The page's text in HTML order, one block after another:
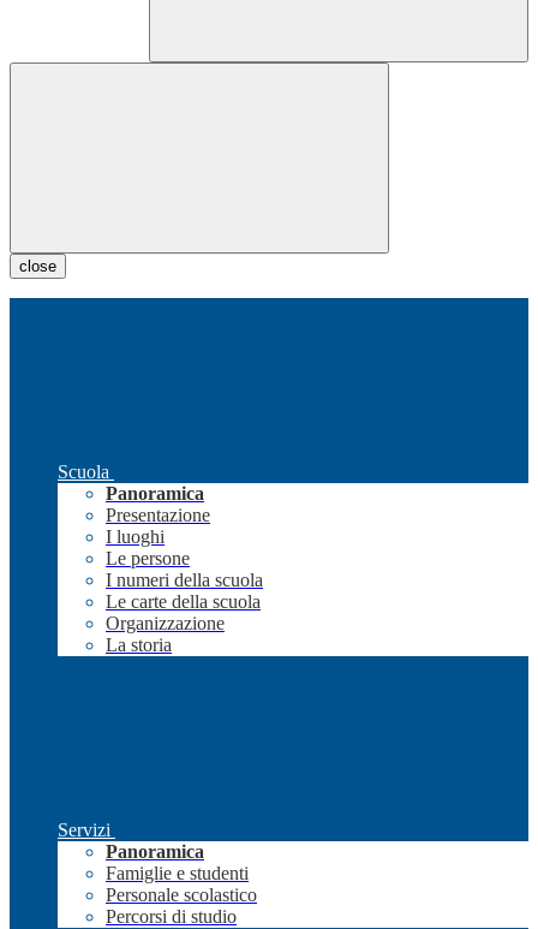
close
Scuola
Panoramica
Presentazione
I luoghi
Le persone
I numeri della scuola
Le carte della scuola
Organizzazione
La storia
Servizi
Panoramica
Famiglie e studenti
Personale scolastico
Percorsi di studio